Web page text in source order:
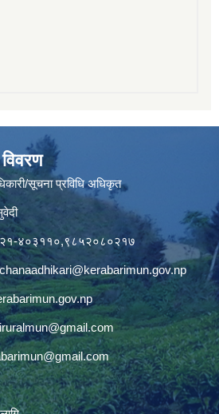
सूचना प्रविधि अधिकृत
४०३११०,९८५२०८०२१७